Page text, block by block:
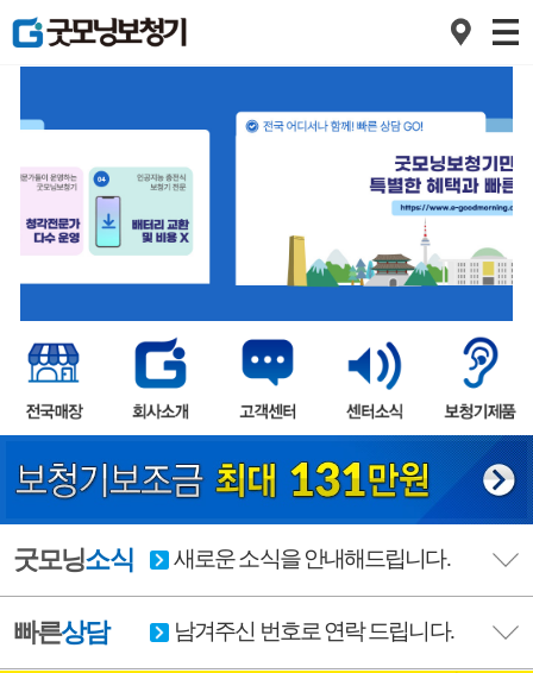
2
3
굿모닝소식 새로운 소식을 안내해드립니다.
빠른상담 남겨주신 번호로 연락 드립니다.